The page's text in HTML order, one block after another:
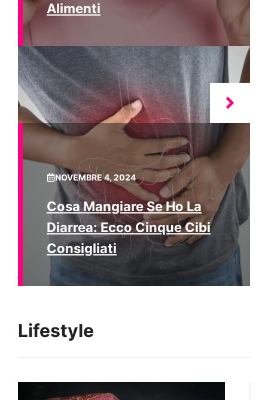
Alimenti
NOVEMBRE 4, 2024
Cosa Mangiare Se Ho La
Diarrea: Ecco Cinque Cibi
Consigliati
Lifestyle